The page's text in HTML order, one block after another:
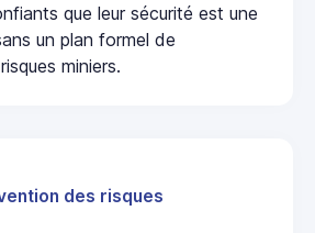
que leur sécurité est une
un plan formel de
miniers.
des risques